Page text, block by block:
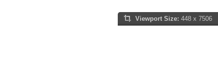
Viewport Size: 448 x 7506